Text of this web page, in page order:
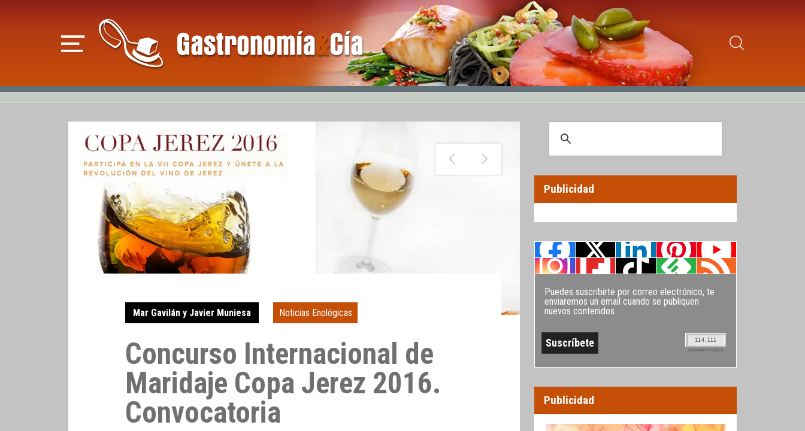
Mar Gavilán y Javier Muniesa Noticias Enológicas
Concurso Internacional de
Maridaje Copa Jerez 2016.
Convocatoria
Publicidad
Puedes suscribirte por correo electrónico, te
enviaremos un email cuando se publiquen
nuevos contenidos
114.111
SUSCRIPTORES
Publicidad